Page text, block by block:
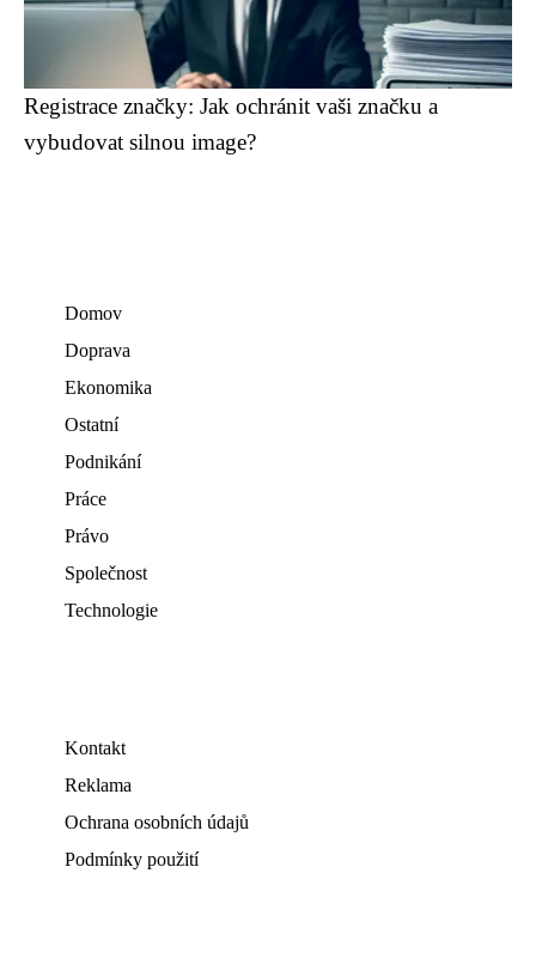
Registrace značky: Jak ochránit vaši značku a
vybudovat silnou image?
Domov
Doprava
Ekonomika
Ostatní
Podnikání
Práce
Právo
Společnost
Technologie
Kontakt
Reklama
Ochrana osobních údajů
Podmínky použití